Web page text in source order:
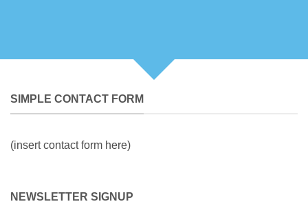
SIMPLE CONTACT FORM
(insert contact form here)
NEWSLETTER SIGNUP